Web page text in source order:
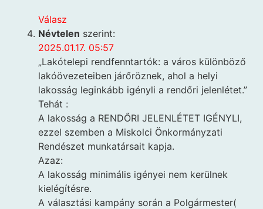
Válasz
Névtelen szerint:
2025.01.17. 05:57
„Lakótelepi rendfenntartók: a város különböző
lakóövezeteiben járőröznek, ahol a helyi
lakosság leginkább igényli a rendőri jelenlétet.”
Tehát :
A lakosság a RENDŐRI JELENLÉTET IGÉNYLI,
ezzel szemben a Miskolci Önkormányzati
Rendészet munkatársait kapja.
Azaz:
A lakosság minimális igényei nem kerülnek
kielégítésre.
A választási kampány során a Polgármester(